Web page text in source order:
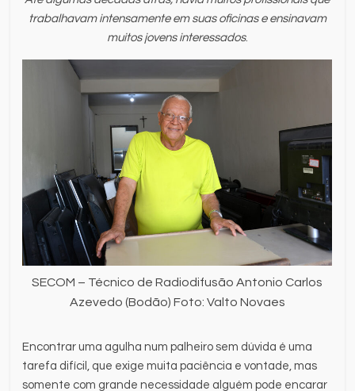
trabalhavam intensamente em suas oficinas e ensinavam
muitos jovens interessados.
SECOM – Técnico de Radiodifusão Antonio Carlos
Azevedo (Bodão) Foto: Valto Novaes
Encontrar uma agulha num palheiro sem dúvida é uma
tarefa difícil, que exige muita paciência e vontade, mas
somente com grande necessidade alguém pode encarar